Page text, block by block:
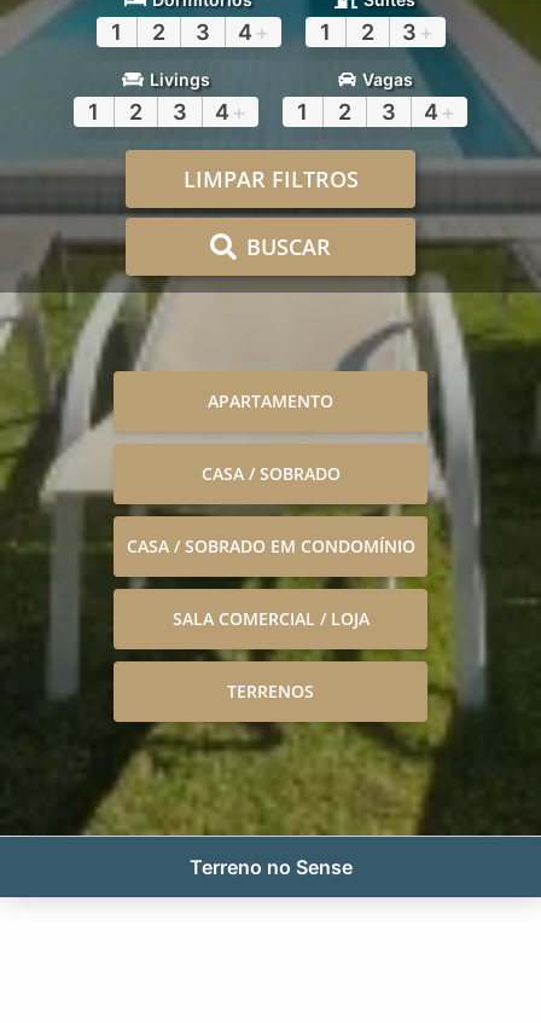
1 2 3 4 + 1 2 3 +
Livings
1 2 3 4 +
Vagas
1 2 3 4 +
LIMPAR FILTROS
BUSCAR
APARTAMENTO
CASA / SOBRADO
CASA / SOBRADO EM CONDOMÍNIO
SALA COMERCIAL / LOJA
TERRENOS
Terreno no Sense